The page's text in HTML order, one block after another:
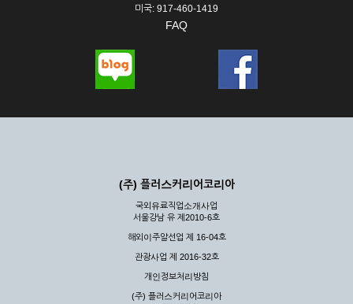
미국: 917-460-1419
FAQ
(주) 플러스커리어코리아
국외유료직업소개사업
서울강남 유 제2010-6호
해외이주알선업 제 16-04호
관광사업 제 2016-32호
개인정보처리방침
(주) 플러스커리어코리아